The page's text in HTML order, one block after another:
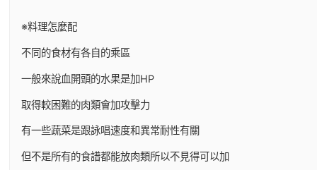
※料理怎麼配
不同的食材有各自的乘區
一般來說血開頭的水果是加HP
取得較困難的肉類會加攻擊力
有一些蔬菜是跟詠唱速度和異常耐性有關
但不是所有的食譜都能放肉類所以不見得可以加